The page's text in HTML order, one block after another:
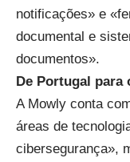
notificações» e
documental e
documentos».
De Portugal para
A Mowly conta
áreas de
cibersegurança»,